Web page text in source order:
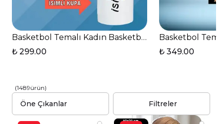
Basketbol Temalı Kadın Basketbolcu Kalp Kulplu
₺ 299.00
Basketbol
₺ 349.00
(1489ürün)
Filtreler